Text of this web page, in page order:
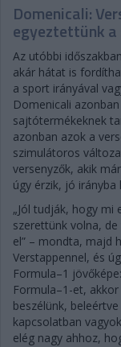
Domenicali:
egyeztettünk
Az utóbbi
akár hátat is
a sport irányával
Domenicali
sajtótermékeknek
azonban azok a
szimulátoros
versenyzők, akik
úgy érzik, jó irányba
„Jól tudják, hogy mi
szerettünk volna,
el” – mondta, majd
Verstappennel, és
Formula–1
Formula–1-et,
beszélünk,
kapcsolatban
elég nagy ahhoz,